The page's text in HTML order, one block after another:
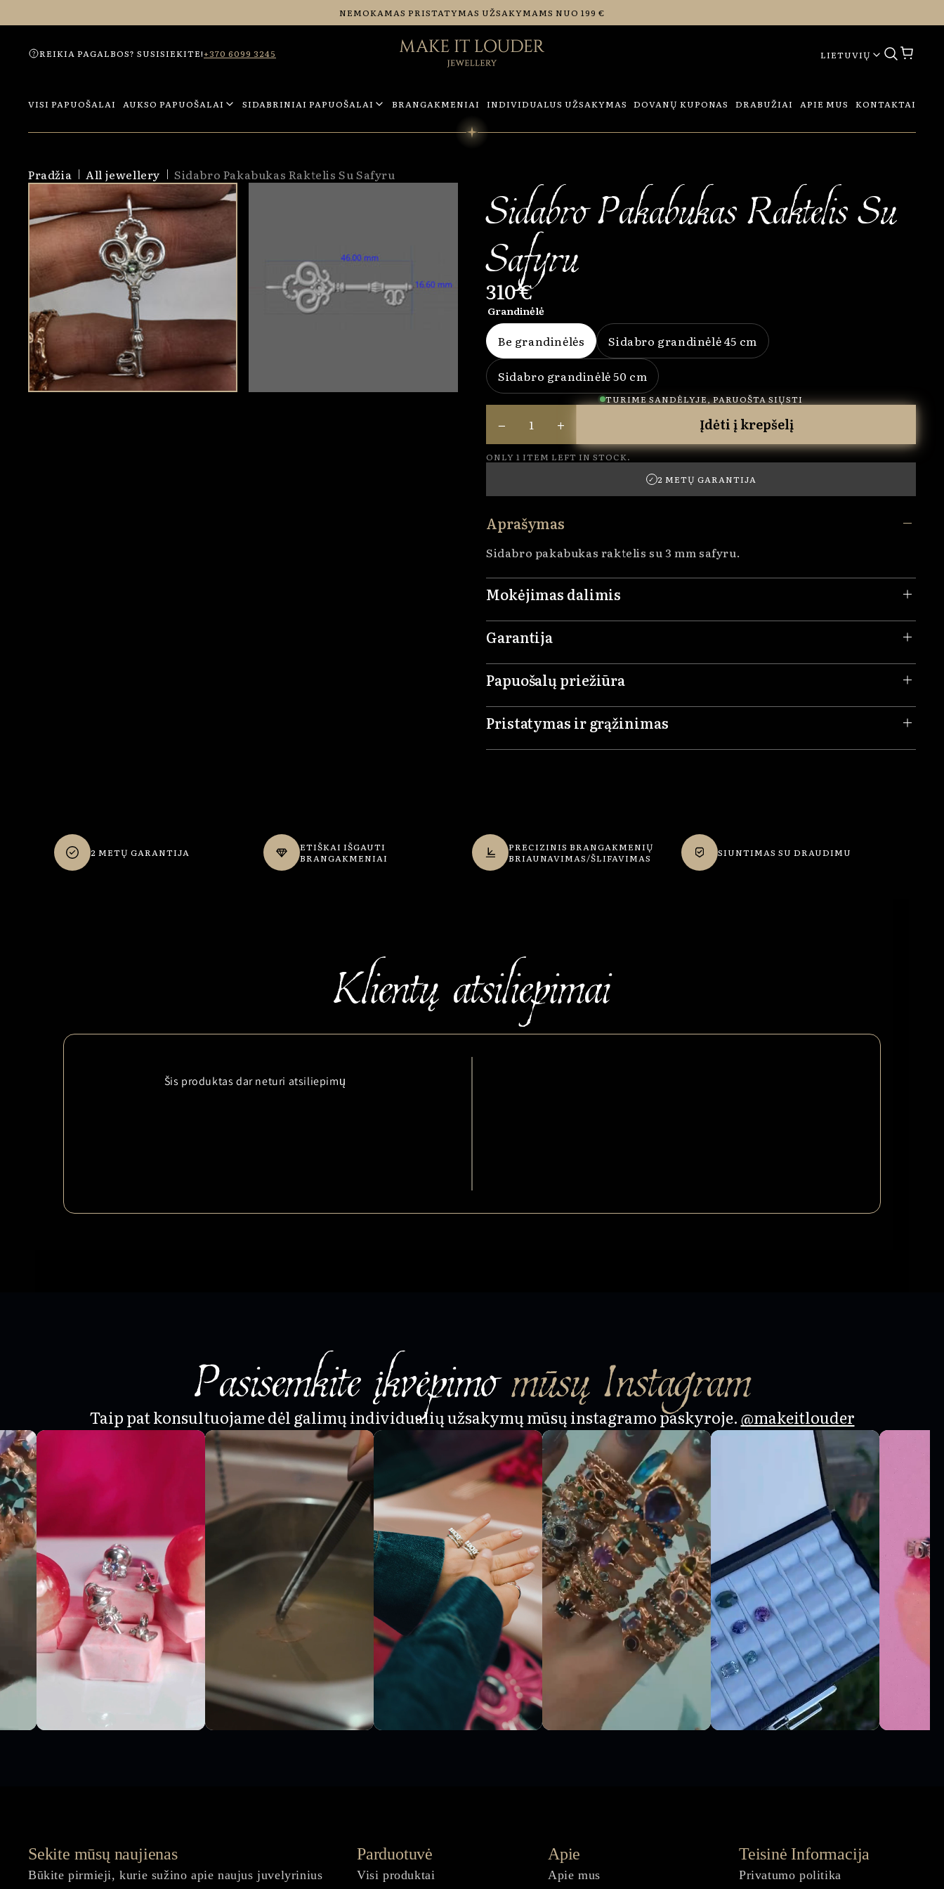
NEMOKAMAS PRISTATYMAS UŽSAKYMAMS NUO 199 €
REIKIA PAGALBOS? SUSISIEKITE!+370 6099 3245 LIETUVIŲ
VISI PAPUOŠALAI AUKSO PAPUOŠALAI SIDABRINIAI PAPUOŠALAI BRANGAKMENIAI INDIVIDUALUS UŽSAKYMAS DOVANŲ KUPONAS DRABUŽIAI APIE MUS KONTAKTAI
Pradžia All jewellery Sidabro Pakabukas Raktelis Su Safyru Sidabro Pakabukas Raktelis Su
Safyru
310 €
Grandinėlė
Be grandinėlėsVariant sold out or unavailable
Sidabro grandinėlė 45 cmVariant sold out or unavailable
Sidabro grandinėlė 50 cmVariant sold out or unavailable
TURIME SANDĖLYJE, PARUOŠTA SIŲSTI
− + Įdėti į krepšelį
ONLY 1 ITEM LEFT IN STOCK.
✓ 2 METŲ GARANTIJA
Aprašymas
Sidabro pakabukas raktelis su 3 mm safyru.
Mokėjimas dalimis
Garantija
Papuošalų priežiūra
Pristatymas ir grąžinimas
2 METŲ GARANTIJA
ETIŠKAI IŠGAUTI
BRANGAKMENIAI
PRECIZINIS BRANGAKMENIŲ
BRIAUNAVIMAS/ŠLIFAVIMAS
SIUNTIMAS SU DRAUDIMU
Šis produktas dar neturi atsiliepimų
Pasisemkite įkvėpimomūsų Instagram
Taip pat konsultuojame dėl galimų individualių užsakymų mūsų instagramo paskyroje.@makeitlouder
Sekite mūsų naujienas
Būkite pirmieji, kurie sužino apie naujus juvelyrinius
Parduotuvė
Visi produktai
Apie
Apie mus
Teisinė Informacija
Privatumo politika